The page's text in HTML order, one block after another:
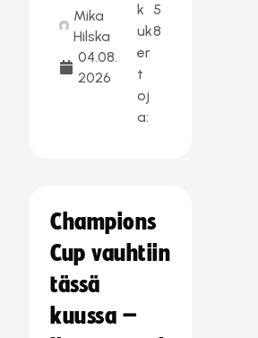
Mika
Hilska
04.08.
2026
k
uk
er
t
oj
a:
5
8
Champions
Cup vauhtiin
tässä
kuussa –